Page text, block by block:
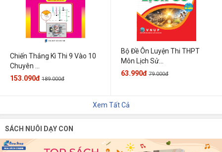
Chiến Thắng Kì Thi 9 Vào 10
Chuyên ...
153.090đ 189.000đ
Bộ Đề Ôn Luyện Thi THPT
Môn Lịch Sử...
63.990đ 79.000đ
Xem Tất Cả
SÁCH NUÔI DẠY CON